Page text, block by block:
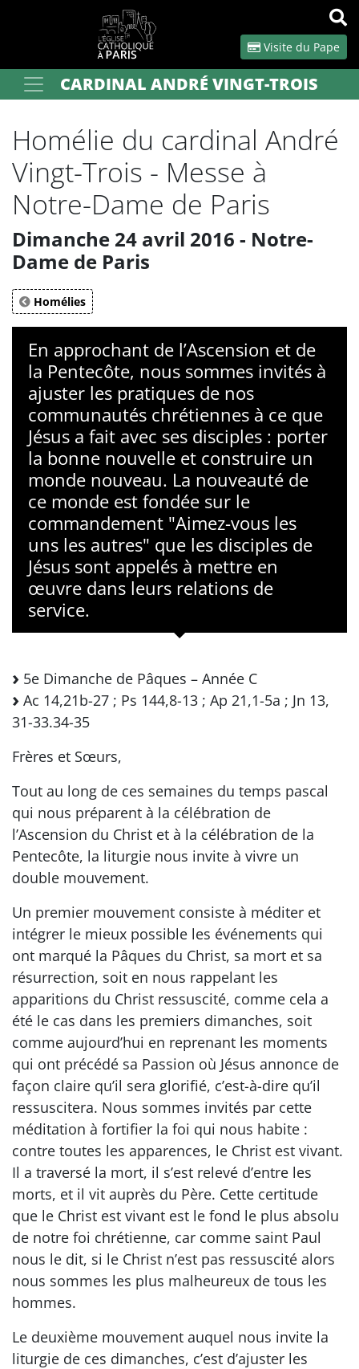
Visite du Pape
Votre recherche OK
CARDINAL ANDRÉ VINGT-TROIS
Homélie du cardinal André
Vingt-Trois - Messe à
Notre-Dame de Paris
Dimanche 24 avril 2016 - Notre-
Dame de Paris
Homélies
En approchant de l’Ascension et de
la Pentecôte, nous sommes invités à
ajuster les pratiques de nos
communautés chrétiennes à ce que
Jésus a fait avec ses disciples : porter
la bonne nouvelle et construire un
monde nouveau. La nouveauté de
ce monde est fondée sur le
commandement "Aimez-vous les
uns les autres" que les disciples de
Jésus sont appelés à mettre en
œuvre dans leurs relations de
service.
5e Dimanche de Pâques – Année C
Ac 14,21b-27 ; Ps 144,8-13 ; Ap 21,1-5a ; Jn 13,
31-33.34-35
Frères et Sœurs,
Tout au long de ces semaines du temps pascal
qui nous préparent à la célébration de
l’Ascension du Christ et à la célébration de la
Pentecôte, la liturgie nous invite à vivre un
double mouvement.
Un premier mouvement consiste à méditer et
intégrer le mieux possible les événements qui
ont marqué la Pâques du Christ, sa mort et sa
résurrection, soit en nous rappelant les
apparitions du Christ ressuscité, comme cela a
été le cas dans les premiers dimanches, soit
comme aujourd’hui en reprenant les moments
qui ont précédé sa Passion où Jésus annonce de
façon claire qu’il sera glorifié, c’est-à-dire qu’il
ressuscitera. Nous sommes invités par cette
méditation à fortifier la foi qui nous habite :
contre toutes les apparences, le Christ est vivant.
Il a traversé la mort, il s’est relevé d’entre les
morts, et il vit auprès du Père. Cette certitude
que le Christ est vivant est le fond le plus absolu
de notre foi chrétienne, car comme saint Paul
nous le dit, si le Christ n’est pas ressuscité alors
nous sommes les plus malheureux de tous les
hommes.
Le deuxième mouvement auquel nous invite la
liturgie de ces dimanches, c’est d’ajuster les
Panneau de gestion des cookies